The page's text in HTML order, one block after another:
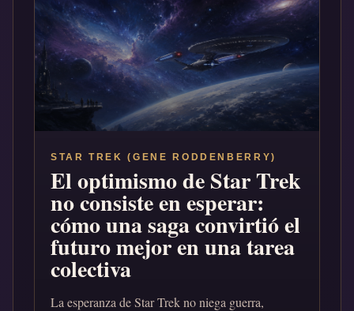
STAR TREK (GENE RODDENBERRY)
El optimismo de Star Trek
no consiste en esperar:
cómo una saga convirtió el
futuro mejor en una tarea
colectiva
La esperanza de Star Trek no niega guerra,